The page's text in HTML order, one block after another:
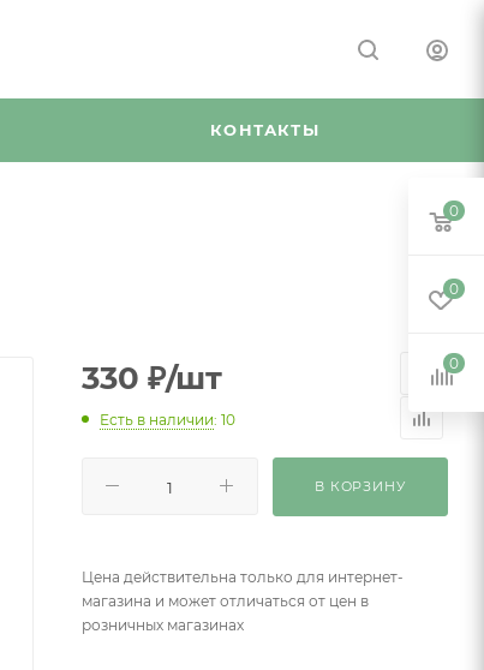
КОНТАКТЫ
330 ₽/шт
Есть в наличии: 10
В КОРЗИНУ
Цена действительна только для интернет-
магазина и может отличаться от цен в
розничных магазинах
0
0
0